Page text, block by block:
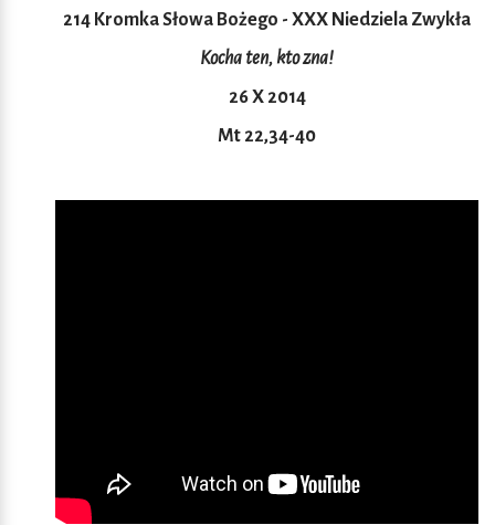
214 Kromka Słowa Bożego - XXX Niedziela Zwykła
Kocha ten, kto zna!
26 X 2014
Mt 22,34-40